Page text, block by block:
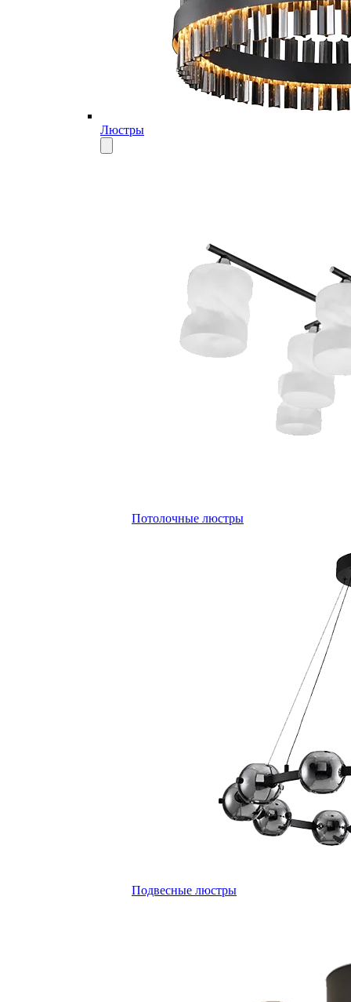
Люстры
Потолочные люстры
Подвесные люстры